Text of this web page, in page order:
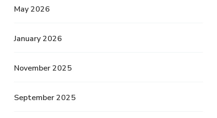
May 2026
January 2026
November 2025
September 2025